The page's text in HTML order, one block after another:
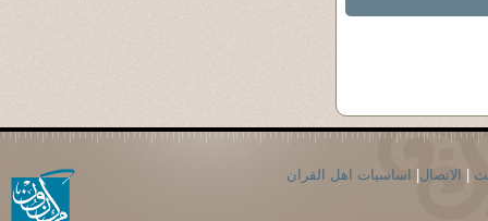
| الاتصال| اساسيات اهل القران